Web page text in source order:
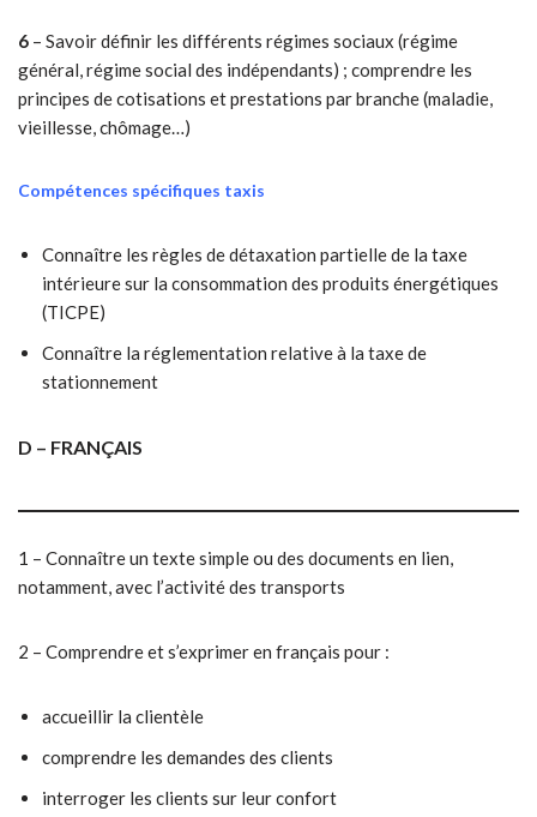
6 – Savoir définir les différents régimes sociaux (régime
général, régime social des indépendants) ; comprendre les
principes de cotisations et prestations par branche (maladie,
vieillesse, chômage…)
Compétences spécifiques taxis
Connaître les règles de détaxation partielle de la taxe
intérieure sur la consommation des produits énergétiques
(TICPE)
Connaître la réglementation relative à la taxe de
stationnement
D – FRANÇAIS
1 – Connaître un texte simple ou des documents en lien,
notamment, avec l’activité des transports
2 – Comprendre et s’exprimer en français pour :
accueillir la clientèle
comprendre les demandes des clients
interroger les clients sur leur confort